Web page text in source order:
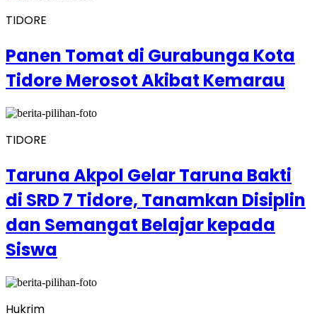
TIDORE
Panen Tomat di Gurabunga Kota
Tidore Merosot Akibat Kemarau
TIDORE
Taruna Akpol Gelar Taruna Bakti
di SRD 7 Tidore, Tanamkan Disiplin
dan Semangat Belajar kepada
Siswa
Hukrim